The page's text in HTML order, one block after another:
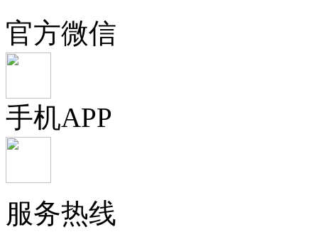
官方微信
手机APP
服务热线